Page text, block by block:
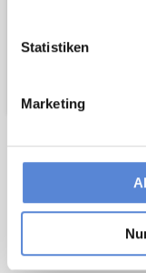
Statistiken
Marketing